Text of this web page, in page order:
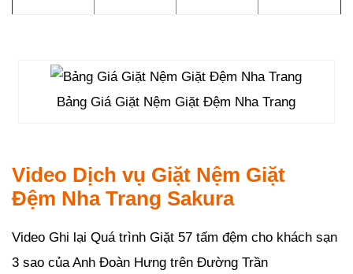
Bảng Giá Giặt Nệm Giặt Đệm Nha Trang
Video Dịch vụ Giặt Nệm Giặt
Đệm Nha Trang Sakura
Video Ghi lại Quá trình Giặt 57 tấm đệm cho khách sạn
3 sao của Anh Đoàn Hưng trên Đường Trần